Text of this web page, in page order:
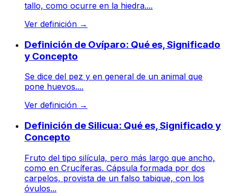
tallo, como ocurre en la hiedra....
Ver definición →
Definición de Ovíparo: Qué es, Significado
y Concepto
Se dice del pez y en general de un animal que
pone huevos....
Ver definición →
Definición de Silicua: Qué es, Significado y
Concepto
Fruto del tipo silícula, pero más largo que ancho,
como en Crucíferas. Cápsula formada por dos
carpelos, provista de un falso tabique, con los
óvulos...